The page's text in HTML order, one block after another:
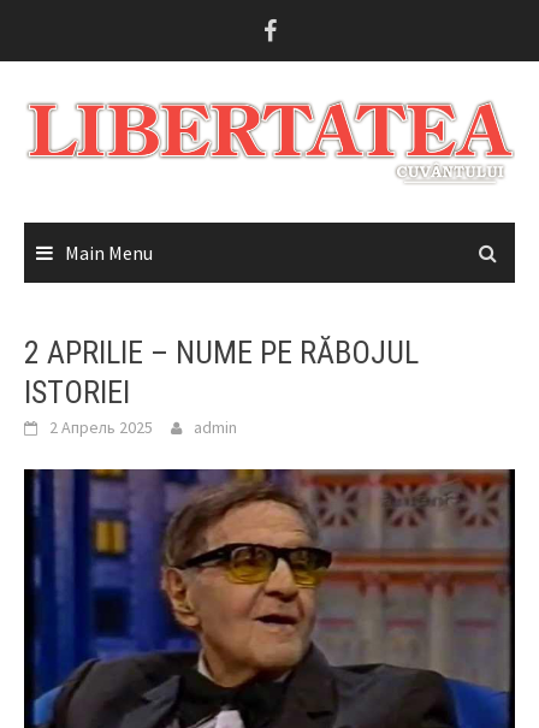
Main Menu
2 APRILIE – NUME PE RĂBOJUL
ISTORIEI
2 Апрель 2025 admin